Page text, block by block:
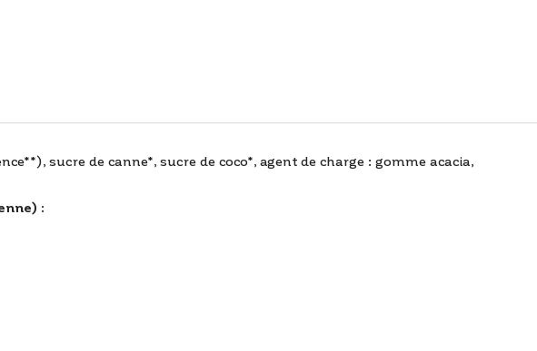
sucre de canne*, sucre de coco*, agent de charge : gomme acacia,
: